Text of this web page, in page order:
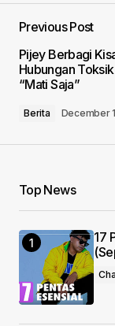
Required
Your Name
Your E-mail*
Save my
browser
Previous Post
Pijey Berbagi
Hubungan
“Mati Saja”
Berita December
Top News
17